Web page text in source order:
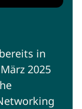
in
2025